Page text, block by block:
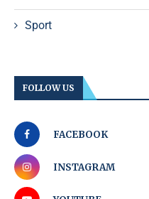
Sport
FOLLOW US
FACEBOOK
INSTAGRAM